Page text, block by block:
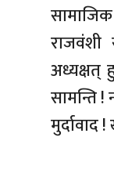
राजवंशी
अध्यक्षत्
सामन्ति
मुर्दावाद